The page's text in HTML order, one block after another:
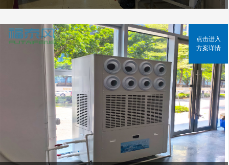
点击进入
方案详情